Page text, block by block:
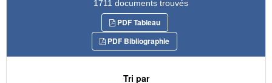
1711 documents trouvés
PDF Tableau
PDF Bibliographie
Tri par